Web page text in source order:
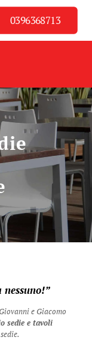
0396368713
e Giacomo
sedie e tavoli